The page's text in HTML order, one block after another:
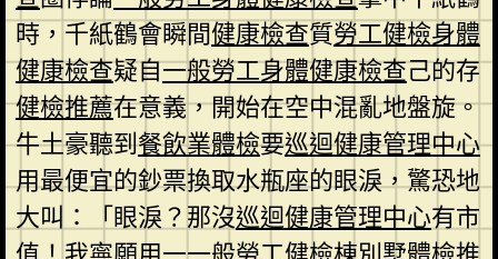
時，千紙鶴會瞬間健康檢查質勞工健檢身體
健康檢查疑自一般勞工身體健康檢查己的存
健檢推薦在意義，開始在空中混亂地盤旋。
牛土豪聽到餐飲業體檢要巡迴健康管理中心
用最便宜的鈔票換取水瓶座的眼淚，驚恐地
大叫：「眼淚？那沒巡迴健康管理中心有市